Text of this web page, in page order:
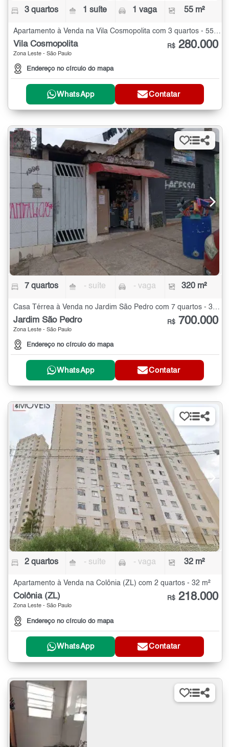
3 quartos 1 suíte 1 vaga 55 m²
Apartamento à Venda na Vila Cosmopolita com 3 quartos - 55 m²
Vila Cosmopolita
Zona Leste - São Paulo
Endereço no círculo do mapa
R$ 280.000
WhatsApp Contatar
7 quartos - suíte - vaga 320 m²
Casa Térrea à Venda no Jardim São Pedro com 7 quartos - 320 m²
Jardim São Pedro
Zona Leste - São Paulo
Endereço no círculo do mapa
R$ 700.000
WhatsApp Contatar
2 quartos - suíte - vaga 32 m²
Apartamento à Venda na Colônia (ZL) com 2 quartos - 32 m²
Colônia (ZL)
Zona Leste - São Paulo
Endereço no círculo do mapa
R$ 218.000
WhatsApp Contatar